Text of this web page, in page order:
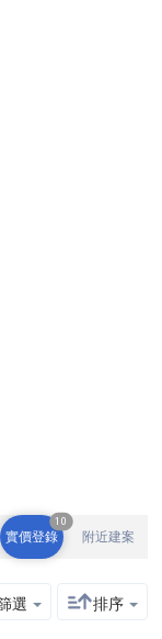
實價登錄
10
附近建案
選 排序